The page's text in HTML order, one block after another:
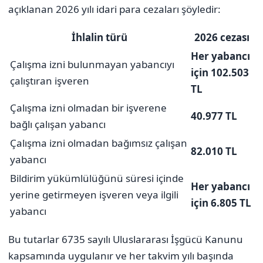
açıklanan 2026 yılı idari para cezaları şöyledir:
İhlalin türü
2026 cezası
Çalışma izni bulunmayan yabancıyı
çalıştıran işveren
Her yabancı
için 102.503
TL
Çalışma izni olmadan bir işverene
bağlı çalışan yabancı
40.977 TL
Çalışma izni olmadan bağımsız çalışan
yabancı
82.010 TL
Bildirim yükümlülüğünü süresi içinde
yerine getirmeyen işveren veya ilgili
yabancı
Her yabancı
için 6.805 TL
Bu tutarlar 6735 sayılı Uluslararası İşgücü Kanunu
kapsamında uygulanır ve her takvim yılı başında